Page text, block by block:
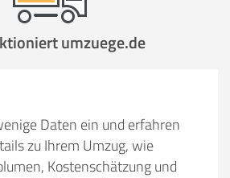
umzuege.de
Daten ein und erfahren
zu Ihrem Umzug, wie
Kostenschätzung und